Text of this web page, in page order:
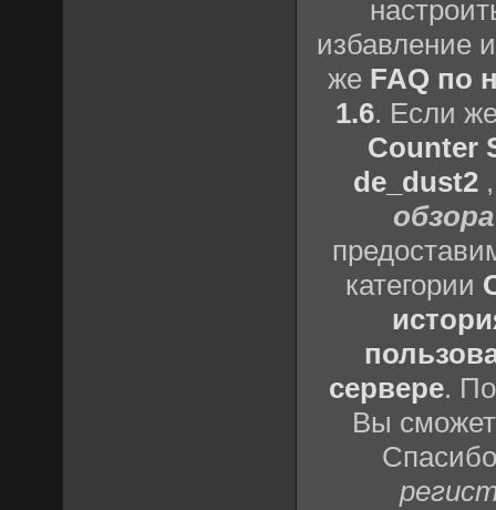
избавление
же FAQ по
1.6. Если
Counter
de_dust2
категории
сервере.
Вы